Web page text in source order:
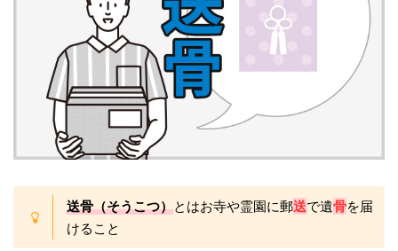
送骨（そうこつ）とはお寺や霊園に郵送で遺骨を届
けること